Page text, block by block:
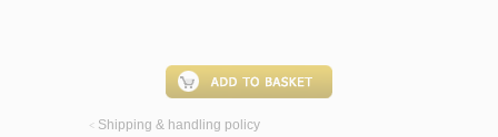
< Shipping & handling policy